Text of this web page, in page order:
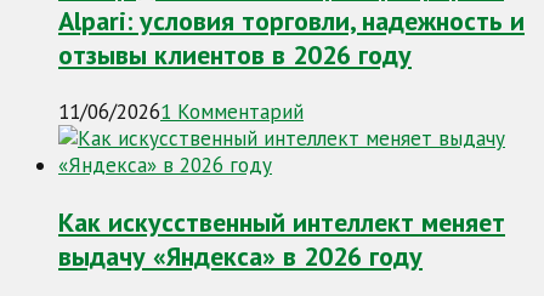
Alpari: условия торговли, надежность и
отзывы клиентов в 2026 году
11/06/20261 Комментарий
Как искусственный интеллект меняет
выдачу «Яндекса» в 2026 году